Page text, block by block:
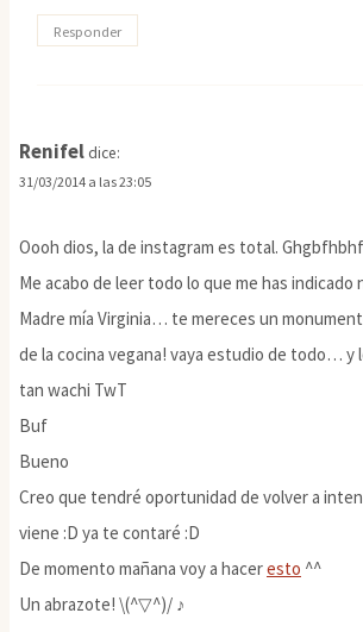
Responder
Renifel dice:
31/03/2014 a las 23:05
Oooh dios, la de instagram es total.
Me acabo de leer todo lo que me has indicado
Madre mía Virginia… te mereces un
de la cocina vegana! vaya estudio de todo… y
tan wachi TwT
Buf
Bueno
Creo que tendré oportunidad de volver a
viene :D ya te contaré :D
De momento mañana voy a haceresto ^^
Un abrazote! \(^▽^)/ ♪